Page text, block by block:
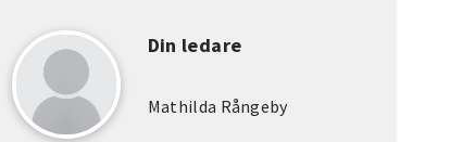
Din ledare
Mathilda Rångeby